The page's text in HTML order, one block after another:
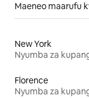
Maeneo maarufu
New York
Florence